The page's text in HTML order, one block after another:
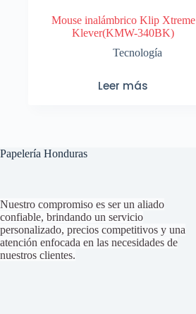
Mouse inalámbrico Klip Xtreme
Klever(KMW-340BK)
Tecnología
Leer más
Papelería Honduras
Nuestro compromiso es ser un aliado
confiable, brindando un servicio
personalizado, precios competitivos y una
atención enfocada en las necesidades de
nuestros clientes.